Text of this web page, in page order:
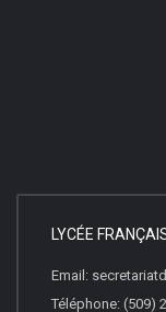
LYCÉE
Email:
Téléphone: (509)